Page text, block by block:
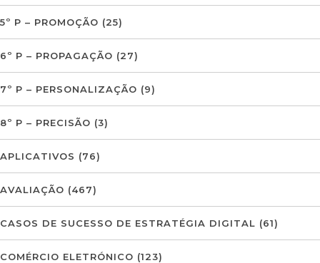
5º P – PROMOÇÃO (25)
6º P – PROPAGAÇÃO (27)
7º P – PERSONALIZAÇÃO (9)
8º P – PRECISÃO (3)
APLICATIVOS (76)
AVALIAÇÃO (467)
CASOS DE SUCESSO DE ESTRATÉGIA DIGITAL (61)
COMÉRCIO ELETRÓNICO (123)